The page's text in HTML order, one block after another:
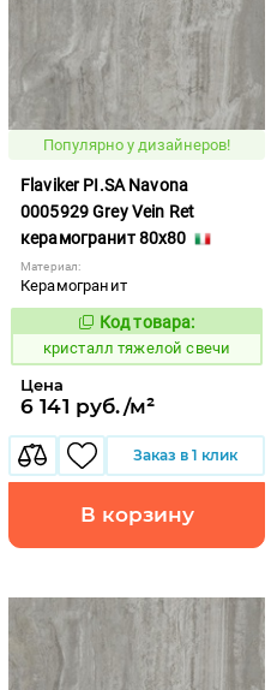
Популярно у дизайнеров!
Flaviker PI.SA Navona
0005929 Grey Vein Ret
керамогранит 80x80
Материал:
Керамогранит
825959
Код товара:
кристалл тяжелой свечи
Цена
6 141 руб./м²
Заказ в 1 клик
В корзину